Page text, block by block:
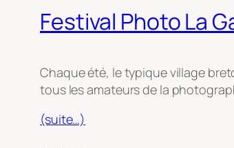
Festival Photo La
Chaque été, le typique village
tous les amateurs de la
(suite…)